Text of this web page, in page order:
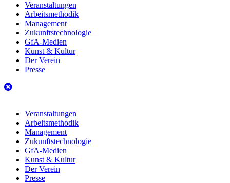
Veranstaltungen
Arbeitsmethodik
Management
Zukunftstechnologie
GfA-Medien
Kunst & Kultur
Der Verein
Presse
Veranstaltungen
Arbeitsmethodik
Management
Zukunftstechnologie
GfA-Medien
Kunst & Kultur
Der Verein
Presse